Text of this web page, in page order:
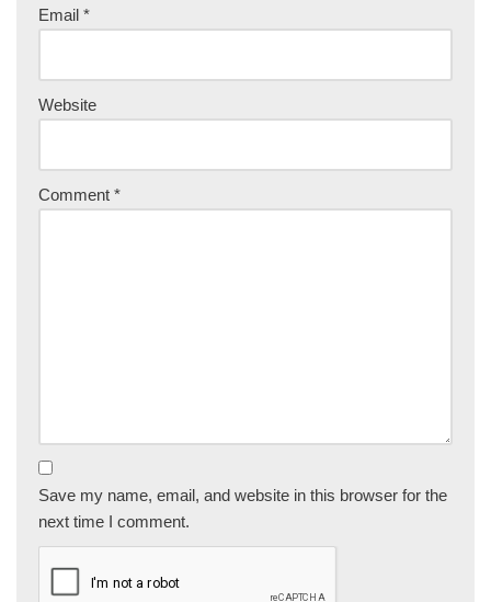
Email *
Website
Comment *
Save my name, email, and website in this browser for the
next time I comment.